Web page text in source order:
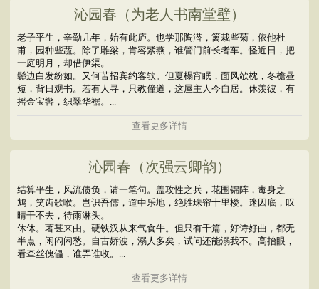
沁园春（为老人书南堂壁）
老子平生，辛勤几年，始有此庐。也学那陶潜，篱栽些菊，依他杜
甫，园种些蔬。除了雕梁，肯容紫燕，谁管门前长者车。怪近日，把
一庭明月，却借伊渠。
鬓边白发纷如。又何苦招宾约客欤。但夏榻宵眠，面风欹枕，冬檐昼
短，背日观书。若有人寻，只教僮道，这屋主人今自居。休羡彼，有
摇金宝辔，织翠华裾。...
查看更多详情
沁园春（次强云卿韵）
结算平生，风流债负，请一笔句。盖攻性之兵，花围锦阵，毒身之
鸩，笑齿歌喉。岂识吾儒，道中乐地，绝胜珠帘十里楼。迷因底，叹
晴干不去，待雨淋头。
休休。著甚来由。硬铁汉从来气食牛。但只有千篇，好诗好曲，都无
半点，闲闷闲愁。自古娇波，溺人多矣，试问还能溺我不。高抬眼，
看牵丝傀儡，谁弄谁收。...
查看更多详情